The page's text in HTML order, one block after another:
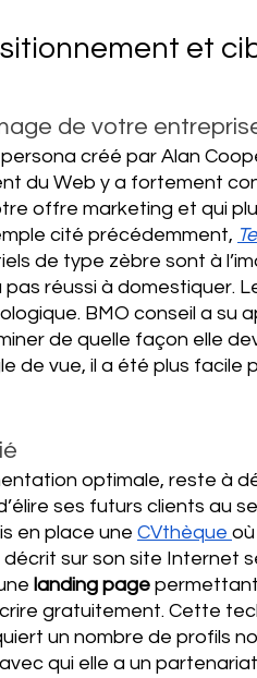
et
de votre
créé par Alan
du Web y a fortement
offre marketing et qui
cité précédemment,
de type zèbre sont à
pas réussi à domestiquer.
BMO conseil a su
de quelle façon elle
de vue, il a été plus facile
optimale, reste à
ses futurs clients au
en place une CVthèque
sur son site Internet
landing page
gratuitement. Cette
un nombre de profils
qui elle a un